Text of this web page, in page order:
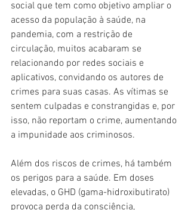
social que tem como objetivo ampliar o
acesso da população à saúde, na
pandemia, com a restrição de
circulação, muitos acabaram se
relacionando por redes sociais e
aplicativos, convidando os autores de
crimes para suas casas. As vítimas se
sentem culpadas e constrangidas e, por
isso, não reportam o crime, aumentando
a impunidade aos criminosos.
Além dos riscos de crimes, há também
os perigos para a saúde. Em doses
elevadas, o GHD (gama-hidroxibutirato)
provoca perda da consciência,